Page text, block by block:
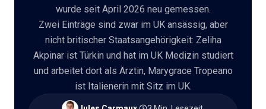
🇩🇪DE
wurde seit April 2026 neu gemessen.
Zwei Einträge sind zwar im UK ansässig, aber
nicht britischer Staatsangehörigkeit: Zeliha
Akpinar ist Türkin und hat im UK Medizin studiert
und arbeitet dort als Ärztin, Marygrace Tropeano
ist Italienerin mit Sitz im UK.